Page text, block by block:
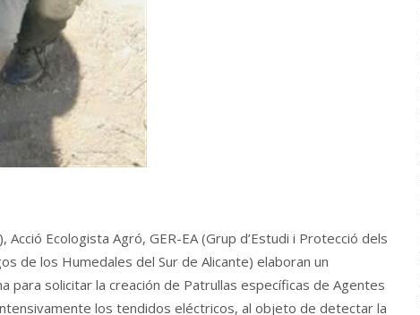
Acció Ecologista Agró, GER-EA (Grup d’Estudi i Protecció dels
de los Humedales del Sur de Alicante) elaboran un
para solicitar la creación de Patrullas específicas de Agentes
los tendidos eléctricos, al objeto de detectar la